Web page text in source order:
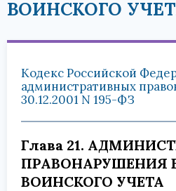
ВОИНСКОГО
Кодекс Российской
административных
30.12.2001 N 195-ФЗ
Глава 21.
ПРАВОНАРУШЕНИЯ
ВОИНСКОГО УЧЕТА